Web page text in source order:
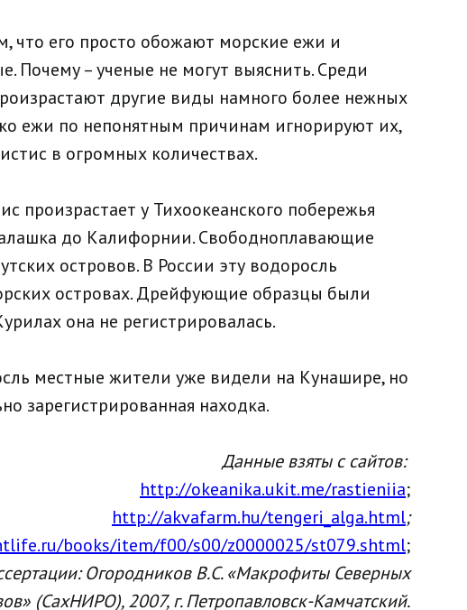
что его просто обожают морские ежи и
Почему – ученые не могут выяснить. Среди
другие виды намного более нежных
ежи по непонятным причинам игнорируют их,
в огромных количествах.
произрастает у Тихоокеанского побережья
до Калифорнии. Свободноплавающие
островов. В России эту водоросль
островах. Дрейфующие образцы были
она не регистрировалась.
местные жители уже видели на Кунашире, но
зарегистрированная находка.
Данные взяты с сайтов:
http://okeanika.ukit.me/rastieniia;
http://akvafarm.hu/tengeri_alga.html;
books/item/f00/s00/z0000025/st079.shtml;
Огородников В.С. «Макрофиты Северных
(СахНИРО), 2007, г. Петропавловск-Камчатский.